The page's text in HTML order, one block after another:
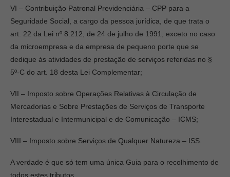
VI – Contribuição Patronal Previdenciária – CPP para a
Seguridade Social, a cargo da pessoa jurídica, de que trata o
art. 22 da Lei nº 8.212, de 24 de julho de 1991, exceto no caso
da microempresa e da empresa de pequeno porte que se
dedique às atividades de prestação de serviços referidas no §
5º-C do art. 18 desta Lei Complementar;
VII – Imposto sobre Operações Relativas à Circulação de
Mercadorias e Sobre Prestações de Serviços de Transporte
Interestadual e Intermunicipal e de Comunicação – ICMS;
VIII – Imposto sobre Serviços de Qualquer Natureza – ISS.
A verdade é que só tem uma única Guia para o recolhimento de
todos estes tributos.